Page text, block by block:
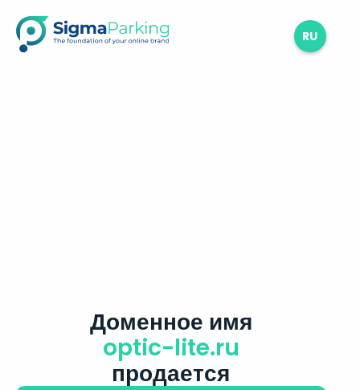
RU
Доменное имя
optic-lite.ru
продается